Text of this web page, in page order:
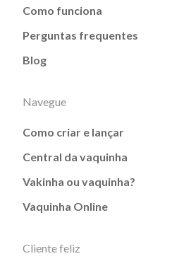
Como funciona
Perguntas frequentes
Blog
Navegue
Como criar e lançar
Central da vaquinha
Vakinha ou vaquinha?
Vaquinha Online
Cliente feliz